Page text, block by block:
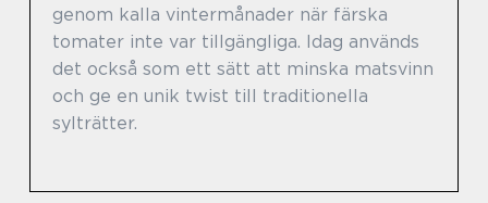
genom kalla vintermånader när färska
tomater inte var tillgängliga. Idag används
det också som ett sätt att minska matsvinn
och ge en unik twist till traditionella
sylträtter.